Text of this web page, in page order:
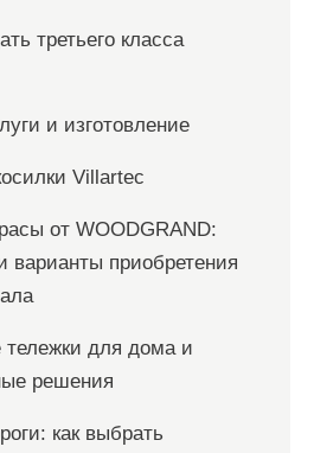
третьего класса
и изготовление
Villartec
от WOODGRAND:
варианты приобретения
тележки для дома и
решения
как выбрать